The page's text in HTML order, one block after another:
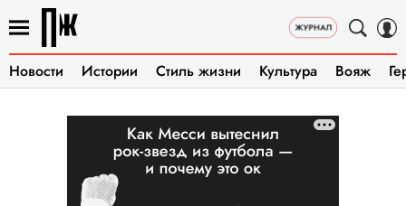
Новости Истории Стиль жизни Культура Вояж